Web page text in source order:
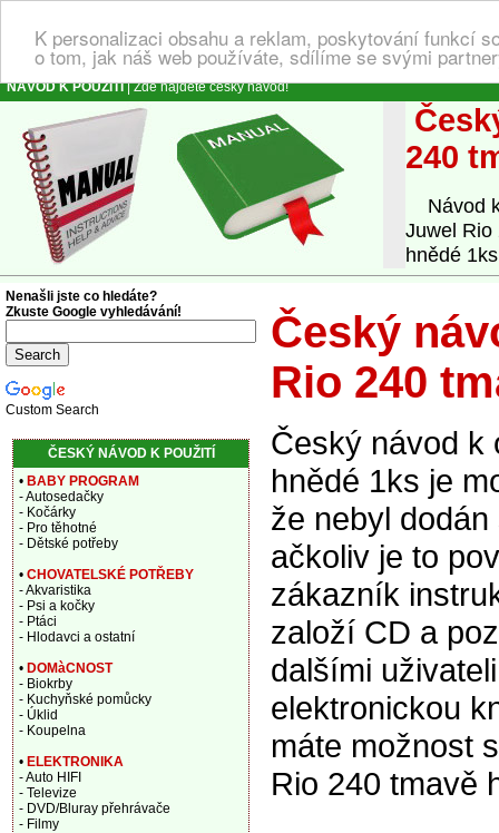
K personalizaci obsahu a reklam, poskytování funkcí
o tom, jak náš web používáte, sdílíme se svými
NÁVOD K POUŽITÍ| Zde najdete český návod!
240
Návod k
Juwel Rio
hnědé
Český
Rio 240
Český návod k
hnědé 1ks je
že nebyl
ačkoliv je to
zákazník
založí CD a
dalšími
elektronickou
máte možnost
Rio 240 tmavě
Nenašli jste co hledáte?
Zkuste Google vyhledávání!
Custom Search
ČESKÝ NÁVOD K POUŽITÍ
• BABY PROGRAM
- Autosedačky
- Kočárky
- Pro těhotné
- Dětské potřeby
• CHOVATELSKÉ POTŘEBY
- Akvaristika
- Psi a kočky
- Ptáci
- Hlodavci a ostatní
• DOMàCNOST
- Biokrby
- Kuchyňské pomůcky
- Úklid
- Koupelna
• ELEKTRONIKA
- Auto HIFI
- Televize
- DVD/Bluray přehrávače
- Filmy